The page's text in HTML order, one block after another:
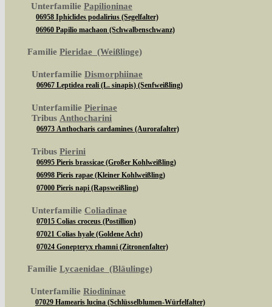
Unterfamilie Papilioninae
06958 Iphiclides podalirius (Segelfalter)
06960 Papilio machaon (Schwalbenschwanz)
Familie Pieridae (Weißlinge)
Unterfamilie Dismorphiinae
06967 Leptidea reali (L. sinapis) (Senfweißling)
Unterfamilie Pierinae
Tribus Anthocharini
06973 Anthocharis cardamines (Aurorafalter)
Tribus Pierini
06995 Pieris brassicae (Großer Kohlweißling)
06998 Pieris rapae (Kleiner Kohlweißling)
07000 Pieris napi (Rapsweißling)
Unterfamilie Coliadinae
07015 Colias croceus (Postillion)
07021 Colias hyale (Goldene Acht)
07024 Gonepteryx rhamni (Zitronenfalter)
Familie Lycaenidae (Bläulinge)
Unterfamilie Riodininae
07029 Hamearis lucina (Schlüsselblumen-Würfelfalter)